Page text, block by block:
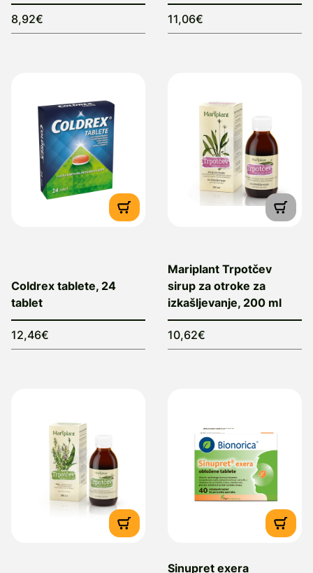
8,92€ 11,06€
Coldrex tablete, 24
tablet
12,46€
Mariplant Trpotčev
sirup za otroke za
izkašljevanje, 200 ml
10,62€
Sinupret exera